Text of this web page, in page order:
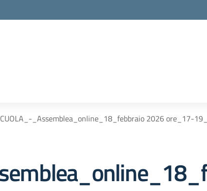
_Assemblea_online_18_febbraio 2026 ore_17-19_